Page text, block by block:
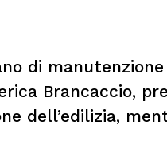
di
Brancaccio,
dell’edilizia,